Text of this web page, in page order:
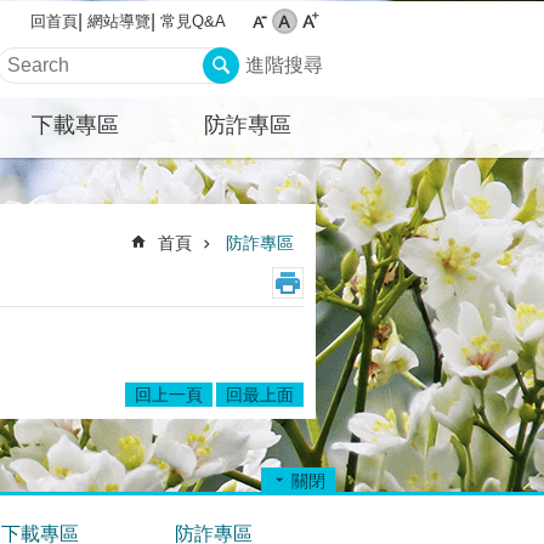
回首頁 網站導覽 常見Q&A
進階搜尋
下載專區 防詐專區
首頁 防詐專區
回上一頁 回最上面
關閉
下載專區 防詐專區